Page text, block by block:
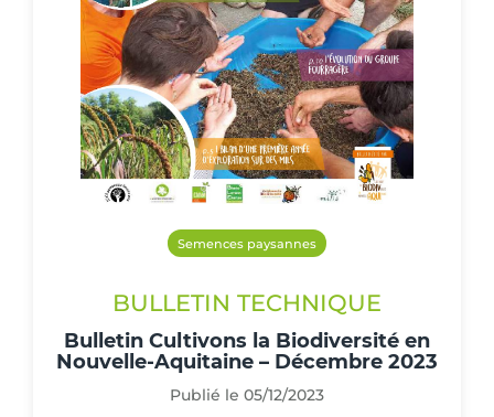
Semences paysannes
BULLETIN TECHNIQUE
Bulletin Cultivons la Biodiversité en
Nouvelle-Aquitaine – Décembre 2023
Publié le 05/12/2023